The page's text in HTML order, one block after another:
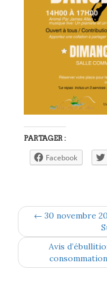
PARTAGER :
Facebook
← 30 novembre
Avis